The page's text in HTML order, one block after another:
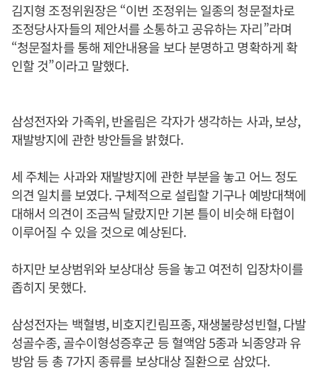
김지형 조정위원장은 “이번 조정위는 일종의 청문절차로
조정당사자들의 제안서를 소통하고 공유하는 자리”라며
“청문절차를 통해 제안내용을 보다 분명하고 명확하게 확
인할 것”이라고 말했다.
삼성전자와 가족위, 반올림은 각자가 생각하는 사과, 보상,
재발방지에 관한 방안들을 밝혔다.
세 주체는 사과와 재발방지에 관한 부분을 놓고 어느 정도
의견 일치를 보였다. 구체적으로 설립할 기구나 예방대책에
대해서 의견이 조금씩 달랐지만 기본 틀이 비슷해 타협이
이루어질 수 있을 것으로 예상된다.
하지만 보상범위와 보상대상 등을 놓고 여전히 입장차이를
좁히지 못했다.
삼성전자는 백혈병, 비호지킨림프종, 재생불량성빈혈, 다발
성골수종, 골수이형성증후군 등 혈액암 5종과 뇌종양과 유
방암 등 총 7가지 종류를 보상대상 질환으로 삼았다.